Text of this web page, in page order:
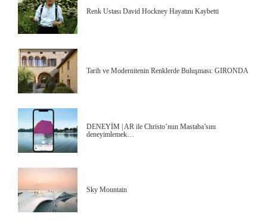
Renk Ustası David Hockney Hayatını Kaybetti
Tarih ve Modernitenin Renklerde Buluşması: GIRONDA
DENEYİM | AR ile Christo’nun Mastaba’sını
deneyimlemek…
Sky Mountain